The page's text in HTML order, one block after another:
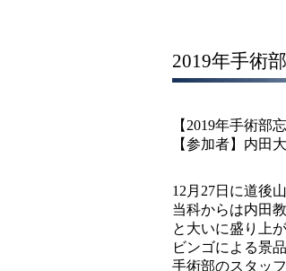
2019年手術
【2019年手術部
【参加者】内田
12月27日に道後
当科からは内田
と大いに盛り上
ビンゴによる景
手術部のスタッ